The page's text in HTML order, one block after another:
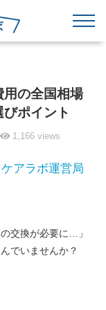
の全国相場
ポイント
1,166views
アラボ運営局
交換が必要に…」
でいませんか？